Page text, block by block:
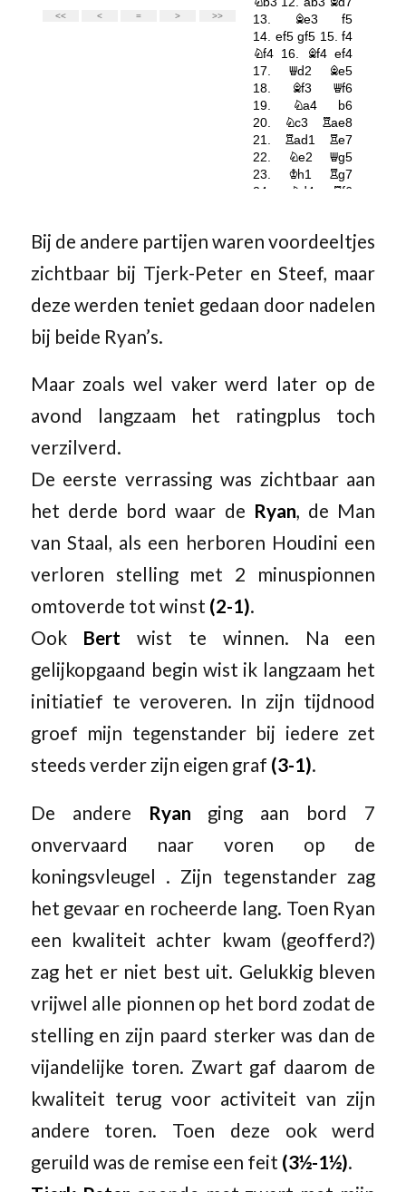
Bij de andere partijen waren voordeeltjes
zichtbaar bij Tjerk-Peter en Steef, maar
deze werden teniet gedaan door nadelen
bij beide Ryan’s.
Maar zoals wel vaker werd later op de
avond langzaam het ratingplus toch
verzilverd.
De eerste verrassing was zichtbaar aan
het derde bord waar de Ryan, de Man
van Staal, als een herboren Houdini een
verloren stelling met 2 minuspionnen
omtoverde tot winst (2-1).
Ook Bert wist te winnen. Na een
gelijkopgaand begin wist ik langzaam het
initiatief te veroveren. In zijn tijdnood
groef mijn tegenstander bij iedere zet
steeds verder zijn eigen graf (3-1).
De andere Ryan ging aan bord 7
onvervaard naar voren op de
koningsvleugel . Zijn tegenstander zag
het gevaar en rocheerde lang. Toen Ryan
een kwaliteit achter kwam (geofferd?)
zag het er niet best uit. Gelukkig bleven
vrijwel alle pionnen op het bord zodat de
stelling en zijn paard sterker was dan de
vijandelijke toren. Zwart gaf daarom de
kwaliteit terug voor activiteit van zijn
andere toren. Toen deze ook werd
geruild was de remise een feit (3½-1½).